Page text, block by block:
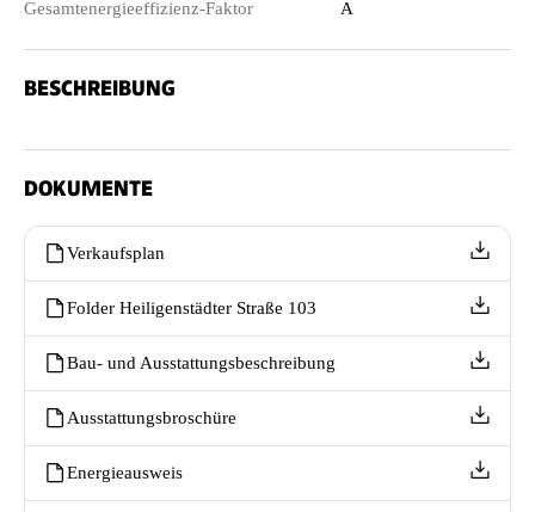
Gesamtenergieeffizienz-Faktor A
BESCHREIBUNG
DOKUMENTE
Verkaufsplan
Folder Heiligenstädter Straße 103
Bau- und Ausstattungsbeschreibung
Ausstattungsbroschüre
Energieausweis